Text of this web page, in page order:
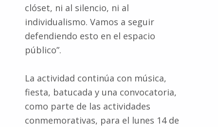
clóset, ni al silencio, ni al
individualismo. Vamos a seguir
defendiendo esto en el espacio
público”.
La actividad continúa con música,
fiesta, batucada y una convocatoria,
como parte de las actividades
conmemorativas, para el lunes 14 de